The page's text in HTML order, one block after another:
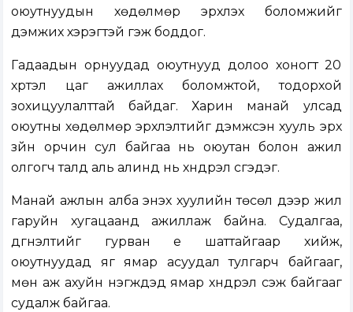
оюутнуудын хөдөлмөр эрхлэх боломжийг
дэмжих хэрэгтэй гэж боддог.
Гадаадын орнуудад оюутнууд долоо хоногт 20
хүртэл цаг ажиллах боломжтой, тодорхой
зохицуулалттай байдаг. Харин манай улсад
оюутны хөдөлмөр эрхлэлтийг дэмжсэн хууль эрх
зүйн орчин сул байгаа нь оюутан болон ажил
олгогч талд аль алинд нь хүндрэл үүсгэдэг.
Манай ажлын алба энэхүү хуулийн төсөл дээр жил
гаруйн хугацаанд ажиллаж байна. Судалгаа,
дүгнэлтийг гурван үе шаттайгаар хийж,
оюутнуудад яг ямар асуудал тулгарч байгааг,
мөн аж ахуйн нэгжүүдэд ямар хүндрэл үүсэж байгааг
судалж байгаа.